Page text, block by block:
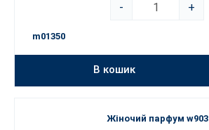
-
+
m01350
В кошик
Жіночий парфум w903